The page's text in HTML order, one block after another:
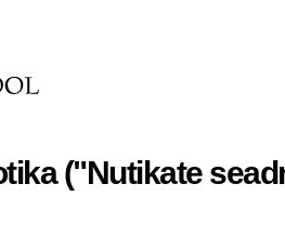
("Nutikate